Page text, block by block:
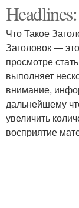
Headlines:
Что Такое
Заголовок —
просмотре
выполняет
внимание,
дальнейшему
увеличить
восприятие